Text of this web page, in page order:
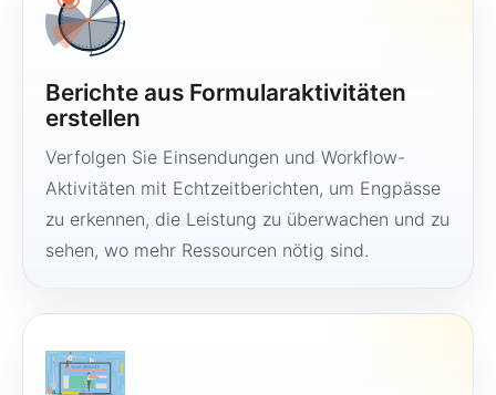
Berichte aus Formularaktivitäten
erstellen
Verfolgen Sie Einsendungen und Workflow-
Aktivitäten mit Echtzeitberichten, um Engpässe
zu erkennen, die Leistung zu überwachen und zu
sehen, wo mehr Ressourcen nötig sind.